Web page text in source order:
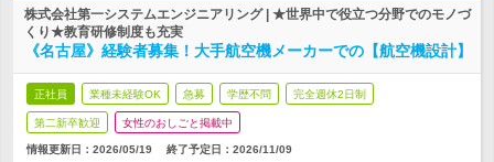
株式会社第一システムエンジニアリング | ★世界中で役立つ分野でのモノづ
くり★教育研修制度も充実
《名古屋》経験者募集！大手航空機メーカーでの【航空機設計】
正社員 業種未経験OK 急募 学歴不問 完全週休2日制
第二新卒歓迎 女性のおしごと掲載中
情報更新日：2026/05/19 終了予定日： 2026/11/09